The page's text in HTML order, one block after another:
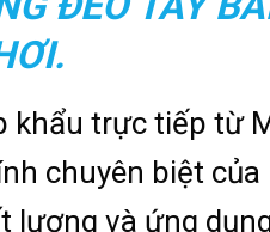
khẩu trực tiếp từ
chuyên biệt của
lượng và ứng